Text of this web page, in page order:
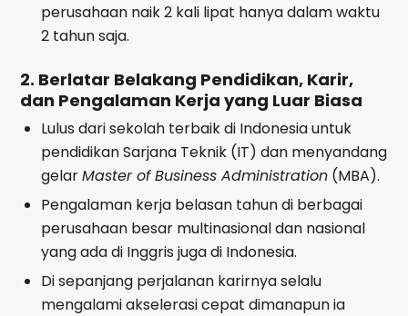
perusahaan naik 2 kali lipat hanya dalam waktu
2 tahun saja.
2. Berlatar Belakang Pendidikan, Karir,
dan Pengalaman Kerja yang Luar Biasa
Lulus dari sekolah terbaik di Indonesia untuk
pendidikan Sarjana Teknik (IT) dan menyandang
gelarMaster of Business Administration (MBA).
Pengalaman kerja belasan tahun di berbagai
perusahaan besar multinasional dan nasional
yang ada di Inggris juga di Indonesia.
Di sepanjang perjalanan karirnya selalu
mengalami akselerasi cepat dimanapun ia